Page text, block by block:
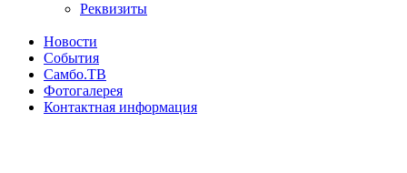
Реквизиты
Новости
События
Самбо.ТВ
Фотогалерея
Контактная информация